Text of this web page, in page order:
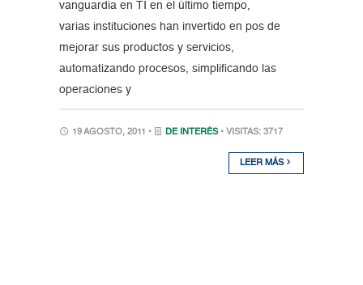
vanguardia en TI en el último tiempo,
varias instituciones han invertido en pos de
mejorar sus productos y servicios,
automatizando procesos, simplificando las
operaciones y
19 AGOSTO, 2011 • DE INTERÉS • VISITAS: 3717
LEER MÁS